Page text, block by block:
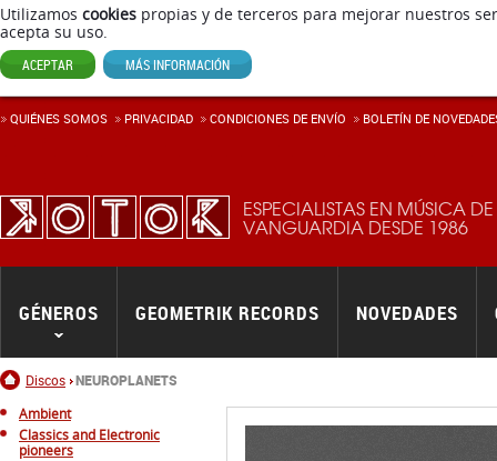
Utilizamos cookies propias y de terceros para mejorar nuestros
acepta su uso.
ACEPTAR MÁS INFORMACIÓN
ESPECIALISTAS EN MÚSICA DE
VANGUARDIA DESDE 1986
Inicio
Discos NEUROPLANETS
GÉNEROS GEOMETRIK RECORDS NOVEDADES
QUIÉNES SOMOS PRIVACIDAD CONDICIONES DE ENVÍ­O BOLETÍN DE
Ambient
Classics and Electronic
pioneers